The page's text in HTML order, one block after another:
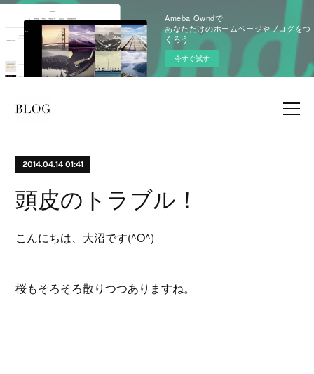
Ameba Owndで
あなただけのホームページやブログをつ
くろう
今すぐ試す
2014.04.14 01:41
頭皮のトラブル！
こんにちは、大沼です(^O^)
桜もそろそろ散りつつありますね。